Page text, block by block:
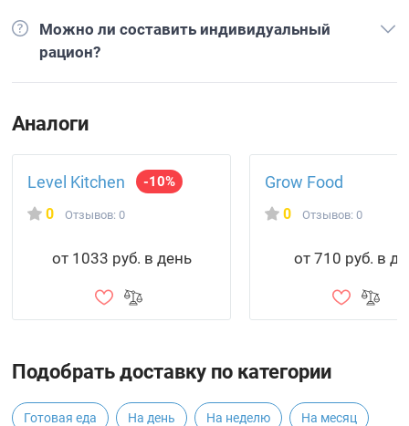
Можно ли составить индивидуальный
рацион?
Аналоги
Level Kitchen -10%
0 Отзывов: 0
от 1033 руб. в день
Grow Food
0 Отзывов: 0
от 710 руб. в
Подобрать доставку по категории
Готовая еда На день На неделю На месяц